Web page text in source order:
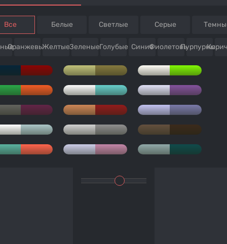
Все Белые Светлые Серые
ОранжевыеЖелтыеЗеленыеГолубые СиниеФиолетовыеПурпурные